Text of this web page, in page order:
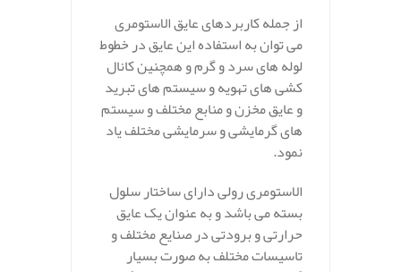
از جمله کاربردهای عایق الاستومری
می توان به استفاده این عایق در خطوط
لوله های سرد و گرم و همچنین کانال
کشی های تهویه و سیستم های تبرید
و عایق مخزن و منابع مختلف و سیستم
های گرمایشی و سرمایشی مختلف یاد
نمود.
الاستومری رولی دارای ساختار سلول
بسته می باشد و به عنوان یک عایق
حرارتی و برودتی در صنایع مختلف و
تاسیسات مختلف به صورت بسیار